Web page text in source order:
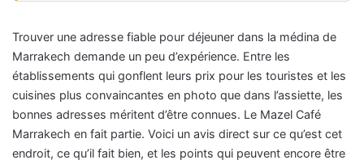
Trouver une adresse fiable pour déjeuner dans la médina de
Marrakech demande un peu d’expérience. Entre les
établissements qui gonflent leurs prix pour les touristes et les
cuisines plus convaincantes en photo que dans l’assiette, les
bonnes adresses méritent d’être connues. Le Mazel Café
Marrakech en fait partie. Voici un avis direct sur ce qu’est cet
endroit, ce qu’il fait bien, et les points qui peuvent encore être